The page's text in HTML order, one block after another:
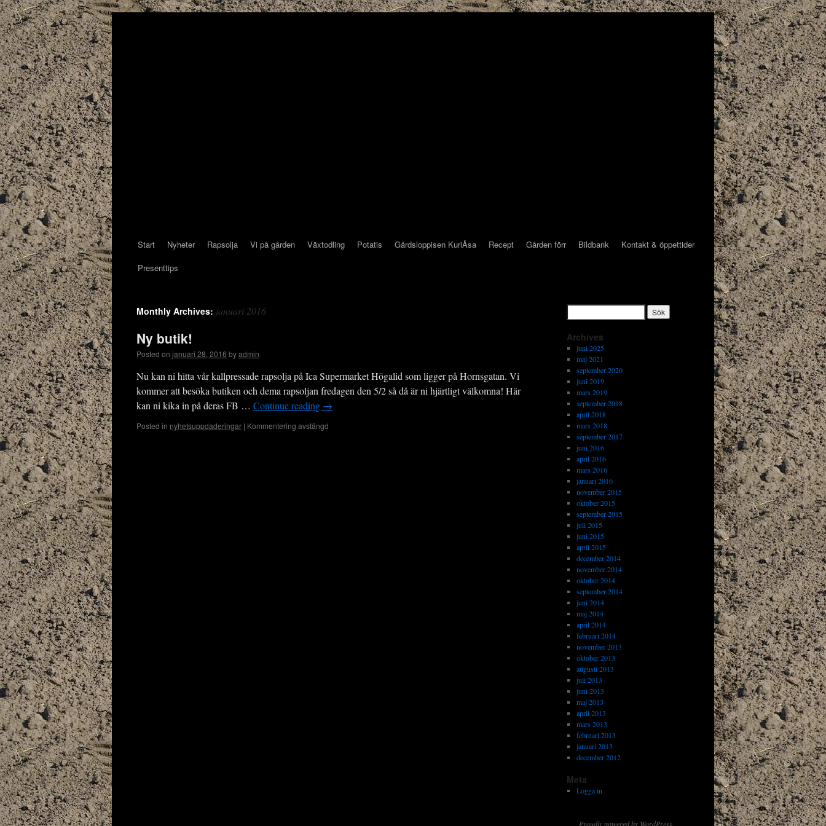
Start Nyheter Rapsolja Vi på gården Växtodling Potatis Gårdsloppisen KuriÅsa Recept Gården förr Bildbank
Kontakt & öppettider
Presenttips
Monthly Archives: januari 2016
Ny butik!
Posted on januari 28, 2016 byadmin
Nu kan ni hitta vår kallpressade rapsolja på Ica Supermarket Högalid som ligger på Hornsgatan. Vi
kommer att besöka butiken och dema rapsoljan fredagen den 5/2 så då är ni hjärtligt välkomna! Här
kan ni kika in på deras FB … Continue reading →
Posted in nyhetsuppdaderingar | Kommentering avstängd
Archives
juni 2025
maj 2021
september 2020
juni 2019
mars 2019
september 2018
april 2018
mars 2018
september 2017
juni 2016
april 2016
mars 2016
januari 2016
november 2015
oktober 2015
september 2015
juli 2015
juni 2015
april 2015
december 2014
november 2014
oktober 2014
september 2014
juni 2014
maj 2014
april 2014
februari 2014
november 2013
oktober 2013
augusti 2013
juli 2013
juni 2013
maj 2013
april 2013
mars 2013
februari 2013
januari 2013
december 2012
Meta
Logga in
Proudly powered by WordPress.